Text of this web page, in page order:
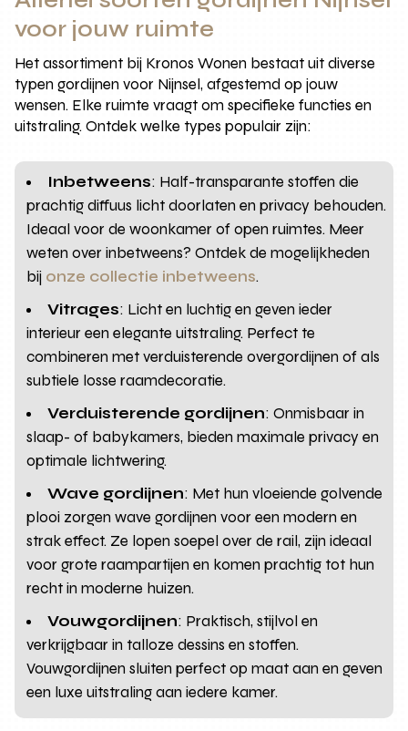
voor jouw ruimte
Het assortiment bij Kronos Wonen bestaat uit diverse
typen gordijnen voor Nijnsel, afgestemd op jouw
wensen. Elke ruimte vraagt om specifieke functies en
uitstraling. Ontdek welke types populair zijn:
Inbetweens: Half-transparante stoffen die
prachtig diffuus licht doorlaten en privacy behouden.
Ideaal voor de woonkamer of open ruimtes. Meer
weten over inbetweens? Ontdek de mogelijkheden
bij onze collectie inbetweens.
Vitrages: Licht en luchtig en geven ieder
interieur een elegante uitstraling. Perfect te
combineren met verduisterende overgordijnen of als
subtiele losse raamdecoratie.
Verduisterende gordijnen: Onmisbaar in
slaap- of babykamers, bieden maximale privacy en
optimale lichtwering.
Wave gordijnen: Met hun vloeiende golvende
plooi zorgen wave gordijnen voor een modern en
strak effect. Ze lopen soepel over de rail, zijn ideaal
voor grote raampartijen en komen prachtig tot hun
recht in moderne huizen.
Vouwgordijnen: Praktisch, stijlvol en
verkrijgbaar in talloze dessins en stoffen.
Vouwgordijnen sluiten perfect op maat aan en geven
een luxe uitstraling aan iedere kamer.